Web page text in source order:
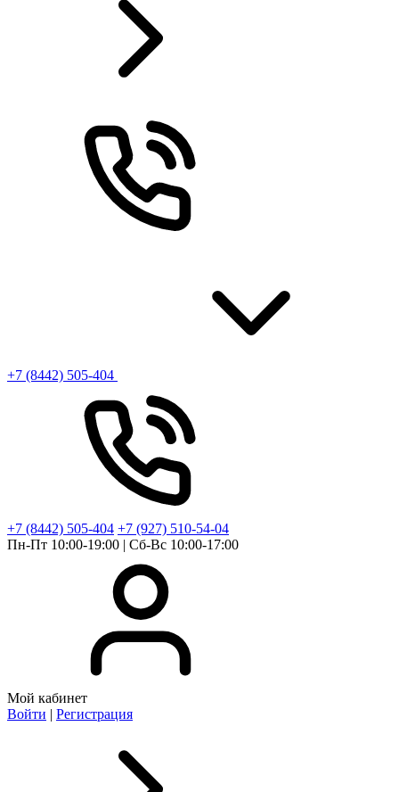
+7 (8442) 505-404
+7 (8442) 505-404 +7 (927) 510-54-04
Пн-Пт 10:00-19:00 | Сб-Вс 10:00-17:00
Мой кабинет
Войти | Регистрация